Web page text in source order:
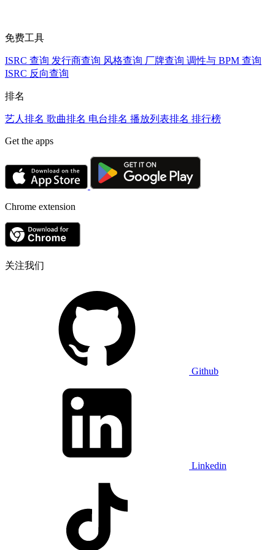
免费工具
ISRC 查询 发行商查询 风格查询 厂牌查询 调性与 BPM 查询
ISRC 反向查询
排名
艺人排名 歌曲排名 电台排名 播放列表排名 排行榜
Get the apps
Chrome extension
关注我们
Github
Linkedin